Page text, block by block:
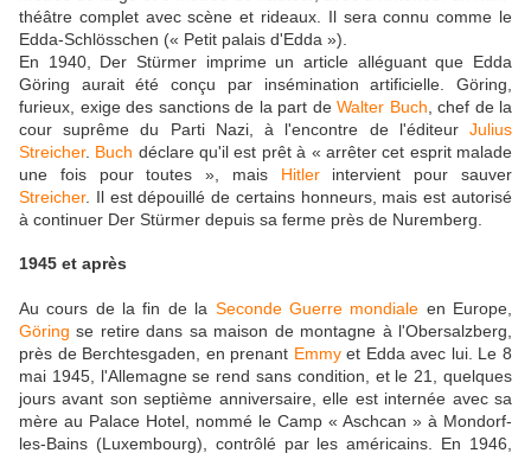
théâtre complet avec scène et rideaux. Il sera connu comme le
Edda-Schlösschen (« Petit palais d'Edda »).
En 1940, Der Stürmer imprime un article alléguant que Edda
Göring aurait été conçu par insémination artificielle. Göring,
furieux, exige des sanctions de la part de Walter Buch , chef de la
cour suprême du Parti Nazi, à l'encontre de l'éditeur Julius
Streicher. Buch déclare qu'il est prêt à « arrêter cet esprit malade
une fois pour toutes », mais Hitlerintervient pour sauver
Streicher. Il est dépouillé de certains honneurs, mais est autorisé
à continuer Der Stürmer depuis sa ferme près de Nuremberg.
1945 et après
Au cours de la fin de la Seconde Guerre mondiale en Europe,
Göring se retire dans sa maison de montagne à l'Obersalzberg,
près de Berchtesgaden, en prenant Emmyet Edda avec lui. Le 8
mai 1945, l'Allemagne se rend sans condition, et le 21, quelques
jours avant son septième anniversaire, elle est internée avec sa
mère au Palace Hotel, nommé le Camp « Aschcan » à Mondorf-
les-Bains (Luxembourg), contrôlé par les américains. En 1946,